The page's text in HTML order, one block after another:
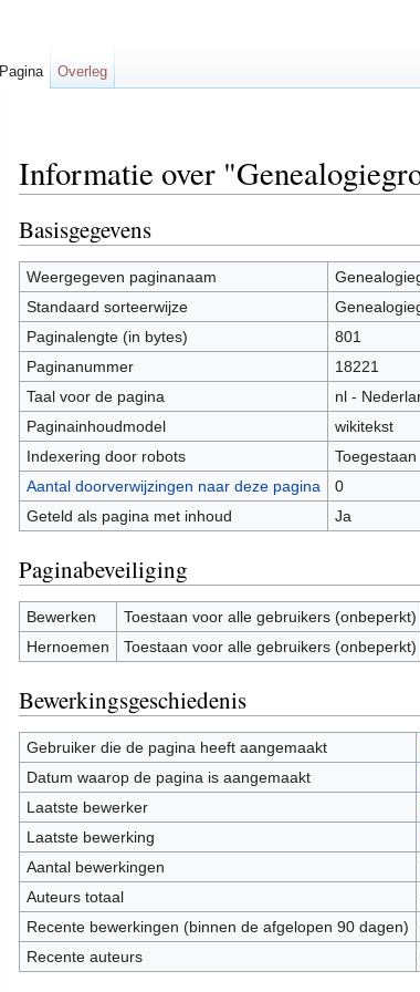
Informatie over
Basisgegevens
Weergegeven paginanaam
Standaard sorteerwijze
Paginalengte (in bytes)
801
Paginanummer
18221
Taal voor de pagina
nl -
Paginainhoudmodel
wikitekst
Indexering door robots
Toegestaan
Aantal doorverwijzingen naar deze pagina
0
Geteld als pagina met inhoud
Ja
Paginabeveiliging
Bewerken
Toestaan voor alle gebruikers (onbeperkt)
Hernoemen
Toestaan voor alle gebruikers (onbeperkt)
Bewerkingsgeschiedenis
Gebruiker die de pagina heeft aangemaakt
Datum waarop de pagina is aangemaakt
Laatste bewerker
Laatste bewerking
Aantal bewerkingen
Auteurs totaal
Recente bewerkingen (binnen de afgelopen 90 dagen)
Recente auteurs
Pagina Overleg